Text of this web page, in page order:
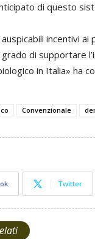
di questo
incentivi
di supportare
in Italia» ha
Convenzionale
Twitter